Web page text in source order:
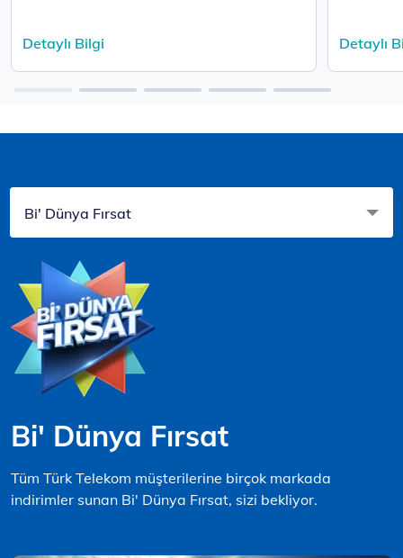
Detaylı Bilgi Detaylı
Bi' Dünya Fırsat
Bi' Dünya Fırsat
Tüm Türk Telekom müşterilerine birçok markada
indirimler sunan Bi' Dünya Fırsat, sizi bekliyor.